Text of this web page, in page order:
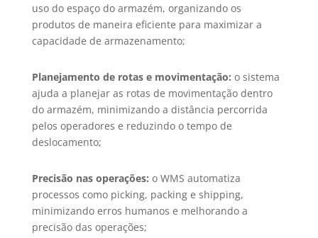
uso do espaço do armazém, organizando os
produtos de maneira eficiente para maximizar a
capacidade de armazenamento;
Planejamento de rotas e movimentação: o sistema
ajuda a planejar as rotas de movimentação dentro
do armazém, minimizando a distância percorrida
pelos operadores e reduzindo o tempo de
deslocamento;
Precisão nas operações: o WMS automatiza
processos como picking, packing e shipping,
minimizando erros humanos e melhorando a
precisão das operações;